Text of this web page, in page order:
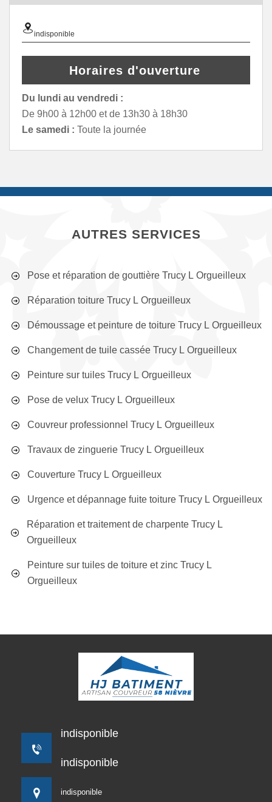
indisponible
Horaires d'ouverture
Du lundi au vendredi :
De 9h00 à 12h00 et de 13h30 à 18h30
Le samedi : Toute la journée
AUTRES SERVICES
Pose et réparation de gouttière Trucy L Orgueilleux
Réparation toiture Trucy L Orgueilleux
Démoussage et peinture de toiture Trucy L Orgueilleux
Changement de tuile cassée Trucy L Orgueilleux
Peinture sur tuiles Trucy L Orgueilleux
Pose de velux Trucy L Orgueilleux
Couvreur professionnel Trucy L Orgueilleux
Travaux de zinguerie Trucy L Orgueilleux
Couverture Trucy L Orgueilleux
Urgence et dépannage fuite toiture Trucy L Orgueilleux
Réparation et traitement de charpente Trucy L
Orgueilleux
Peinture sur tuiles de toiture et zinc Trucy L
Orgueilleux
indisponible
indisponible
indisponible